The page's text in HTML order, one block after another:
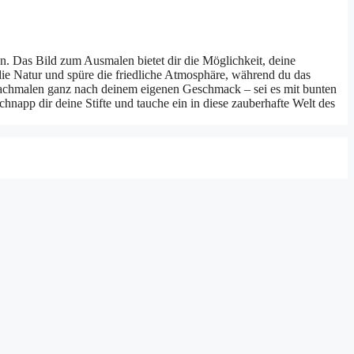
Das Bild zum Ausmalen bietet dir die Möglichkeit, deine
Natur und spüre die friedliche Atmosphäre, während du das
ganz nach deinem eigenen Geschmack – sei es mit bunten
dir deine Stifte und tauche ein in diese zauberhafte Welt des